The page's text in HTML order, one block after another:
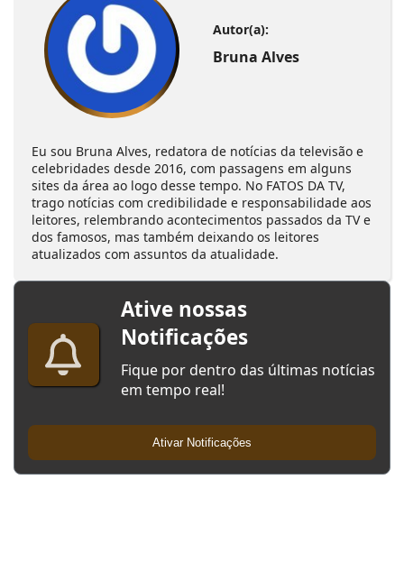
Autor(a):
Bruna Alves
Eu sou Bruna Alves, redatora de notícias da televisão e
celebridades desde 2016, com passagens em alguns
sites da área ao logo desse tempo. No FATOS DA TV,
trago notícias com credibilidade e responsabilidade aos
leitores, relembrando acontecimentos passados da TV e
dos famosos, mas também deixando os leitores
atualizados com assuntos da atualidade.
Ative nossas
Notificações
Fique por dentro das últimas notícias
em tempo real!
Ativar Notificações